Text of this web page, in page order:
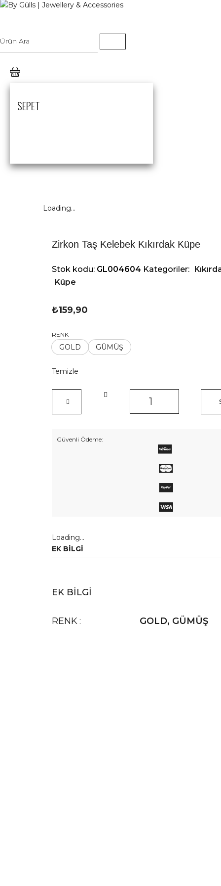
SEPET
Loading...
Zirkon Taş Kelebek Kıkırdak Küpe
Stok kodu: GL004604 Kategoriler:
Küpe
₺159,90
RENK
GOLD GÜMÜŞ
Temizle
Kelebek
Güvenli Ödeme:
Loading...
EK BILGI
EK BILGI
RENK GOLD, GÜMÜŞ